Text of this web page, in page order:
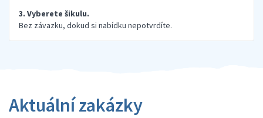
3. Vyberete šikulu.
Bez závazku, dokud si nabídku nepotvrdíte.
Aktuální zakázky